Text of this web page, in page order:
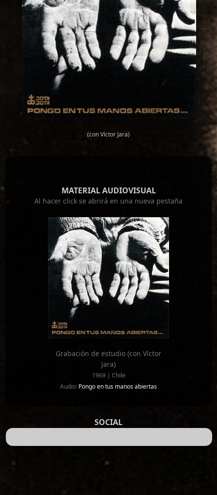
(con Víctor Jara)
MATERIAL AUDIOVISUAL
Al hacer click se abrirá en una nueva pestaña
Grabación de estudio (con Víctor
Jara)
1969 | Chile
Audio: Pongo en tus manos abiertas
SOCIAL